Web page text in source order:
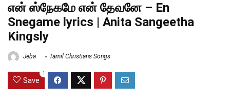
என் ஸ்நேகமே என் தேவனே – En
Snegame lyrics | Anita Sangeetha
Kingsly
Jeba Tamil Christians Songs
Save
1